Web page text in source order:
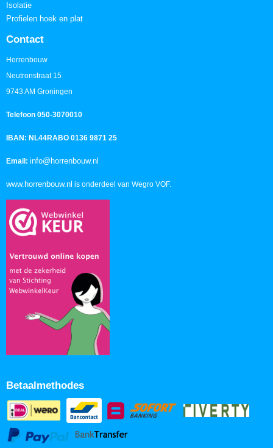
Isolatie
Profielen hoek en plat
Contact
Horrenbouw
Neutronstraat 15
9743 AM Groningen
Telefoon 050-3070010
IBAN: NL44RABO 0136 9871 25
Email: info@horrenbouw.nl
www.horrenbouw.nl is onderdeel van Wegro VOF.
Betaalmethodes